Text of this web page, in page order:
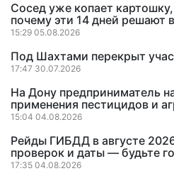
Сосед уже копает
почему эти 14 дней решают
15:29 05.08.2026
Под Шахтами перекрыт
17:47 30.07.2026
На Дону предприниматель
применения пестицидов и
15:04 04.08.2026
Рейды ГИБДД в августе
проверок и даты — будьте
17:35 04.08.2026